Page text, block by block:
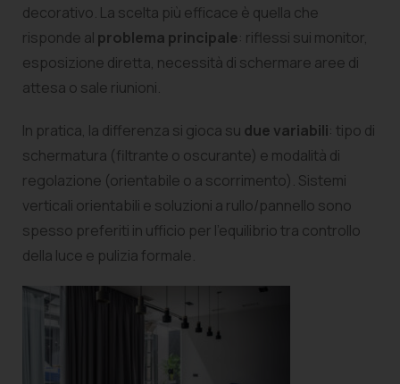
decorativo. La scelta più efficace è quella che
risponde al problema principale: riflessi sui monitor,
esposizione diretta, necessità di schermare aree di
attesa o sale riunioni.
In pratica, la differenza si gioca su due variabili: tipo di
schermatura (filtrante o oscurante) e modalità di
regolazione (orientabile o a scorrimento). Sistemi
verticali orientabili e soluzioni a rullo/pannello sono
spesso preferiti in ufficio per l’equilibrio tra controllo
della luce e pulizia formale.